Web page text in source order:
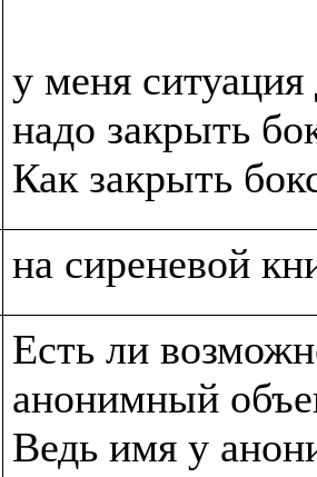
у меня
надо закрыть
Есть ли
анонимный